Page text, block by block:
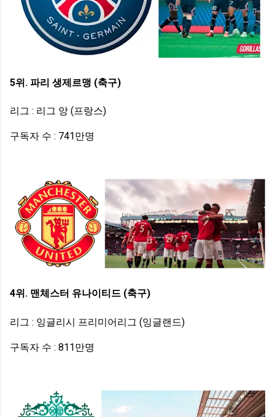
5위. 파리 생제르맹 (축구)
리그 : 리그 앙 (프랑스)
구독자 수 : 741만명
4위. 맨체스터 유나이티드 (축구)
리그 : 잉글리시 프리미어리그 (잉글랜드)
구독자 수 : 811만명